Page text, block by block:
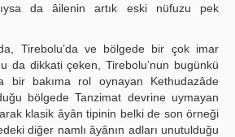
da âilenin artık eski nüfuzu pek
Tirebolu’da ve bölgede bir çok imar
da dikkati çeken, Tirebolu’nun bugünkü
bir bakıma rol oynayan Kethudazâde
bölgede Tanzimat devrine uymayan
klasik âyân tipinin belki de son örneği
diğer namlı âyânın adları unutulduğu